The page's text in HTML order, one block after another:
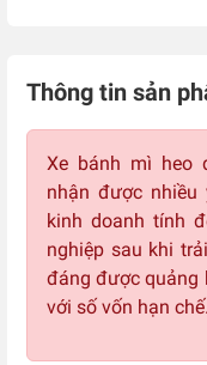
Thông tin sản
Xe bánh mì heo
nhận được
kinh doanh tính
nghiệp sau khi
đáng được quảng
với số vốn hạn chế.